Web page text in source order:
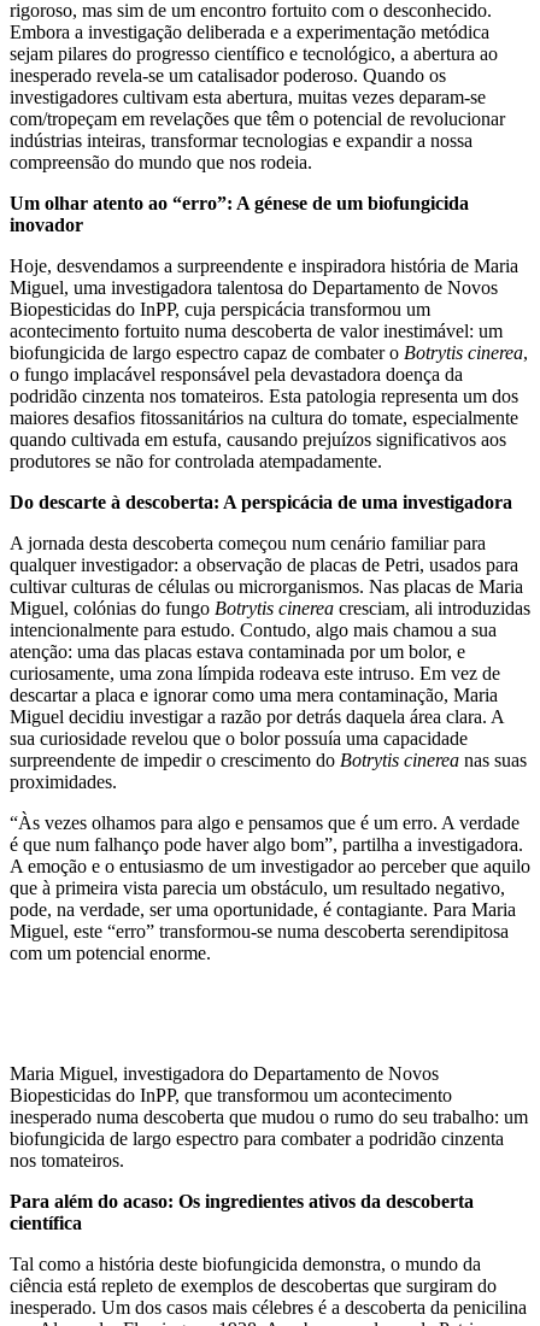
rigoroso, mas sim de um encontro fortuito com o desconhecido.
Embora a investigação deliberada e a experimentação metódica
sejam pilares do progresso científico e tecnológico, a abertura ao
inesperado revela-se um catalisador poderoso. Quando os
investigadores cultivam esta abertura, muitas vezes deparam-se
com/tropeçam em revelações que têm o potencial de revolucionar
indústrias inteiras, transformar tecnologias e expandir a nossa
compreensão do mundo que nos rodeia.
Um olhar atento ao “erro”: A génese de um biofungicida
inovador
Hoje, desvendamos a surpreendente e inspiradora história de Maria
Miguel, uma investigadora talentosa do Departamento de Novos
Biopesticidas do InPP, cuja perspicácia transformou um
acontecimento fortuito numa descoberta de valor inestimável: um
biofungicida de largo espectro capaz de combater o Botrytis cinerea,
o fungo implacável responsável pela devastadora doença da
podridão cinzenta nos tomateiros. Esta patologia representa um dos
maiores desafios fitossanitários na cultura do tomate, especialmente
quando cultivada em estufa, causando prejuízos significativos aos
produtores se não for controlada atempadamente.
Do descarte à descoberta: A perspicácia de uma investigadora
A jornada desta descoberta começou num cenário familiar para
qualquer investigador: a observação de placas de Petri, usados para
cultivar culturas de células ou microrganismos. Nas placas de Maria
Miguel, colónias do fungo Botrytis cinerea cresciam, ali introduzidas
intencionalmente para estudo. Contudo, algo mais chamou a sua
atenção: uma das placas estava contaminada por um bolor, e
curiosamente, uma zona límpida rodeava este intruso. Em vez de
descartar a placa e ignorar como uma mera contaminação, Maria
Miguel decidiu investigar a razão por detrás daquela área clara. A
sua curiosidade revelou que o bolor possuía uma capacidade
surpreendente de impedir o crescimento do Botrytis cinerea nas suas
proximidades.
“Às vezes olhamos para algo e pensamos que é um erro. A verdade
é que num falhanço pode haver algo bom”, partilha a investigadora.
A emoção e o entusiasmo de um investigador ao perceber que aquilo
que à primeira vista parecia um obstáculo, um resultado negativo,
pode, na verdade, ser uma oportunidade, é contagiante. Para Maria
Miguel, este “erro” transformou-se numa descoberta serendipitosa
com um potencial enorme.
Maria Miguel, investigadora do Departamento de Novos
Biopesticidas do InPP, que transformou um acontecimento
inesperado numa descoberta que mudou o rumo do seu trabalho: um
biofungicida de largo espectro para combater a podridão cinzenta
nos tomateiros.
Para além do acaso: Os ingredientes ativos da descoberta
científica
Tal como a história deste biofungicida demonstra, o mundo da
ciência está repleto de exemplos de descobertas que surgiram do
inesperado. Um dos casos mais célebres é a descoberta da penicilina